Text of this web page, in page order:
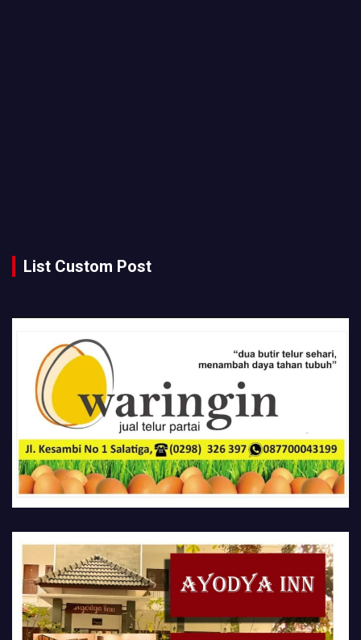
List Custom Post